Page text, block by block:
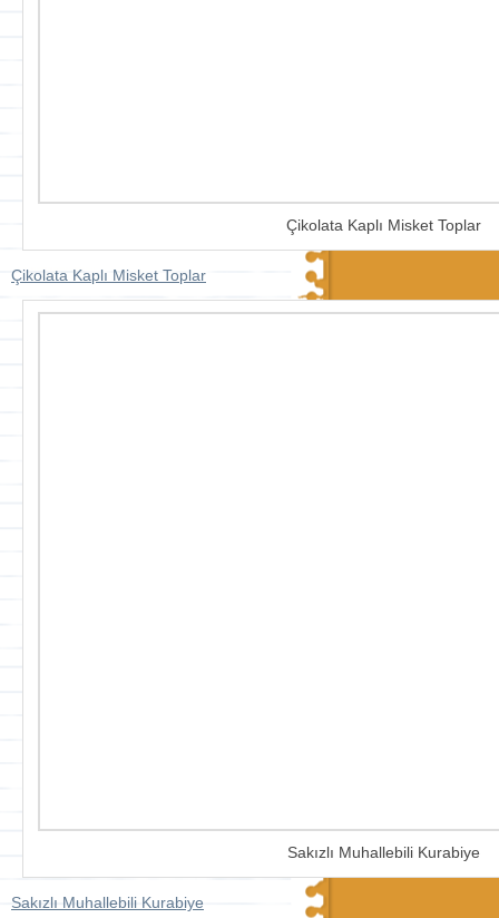
Çikolata Kaplı Misket Toplar
Çikolata Kaplı Misket Toplar
Sakızlı Muhallebili Kurabiye
Sakızlı Muhallebili Kurabiye